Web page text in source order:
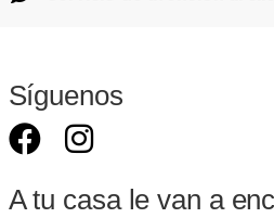
Síguenos
A tu casa le van a